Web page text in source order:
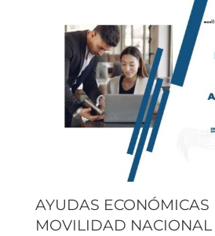
AYUDAS ECONÓMICAS
MOVILIDAD NACIONAL